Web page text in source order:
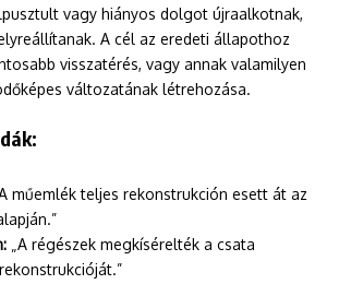
vagy hiányos dolgot újraalkotnak,
A cél az eredeti állapothoz
visszatérés, vagy annak valamilyen
változatának létrehozása.
műemlék teljes rekonstrukción esett át az
„A régészek megkísérelték a csata